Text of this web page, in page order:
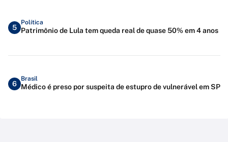
5
Política
Patrimônio de Lula tem queda real de quase 50% em 4 anos
6
Brasil
Médico é preso por suspeita de estupro de vulnerável em SP